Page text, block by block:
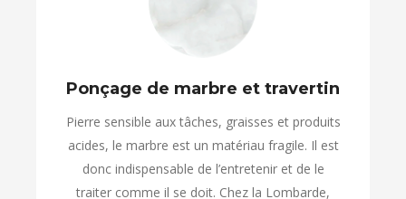
Ponçage de marbre et travertin
Pierre sensible aux tâches, graisses et produits
acides, le marbre est un matériau fragile. Il est
donc indispensable de l’entretenir et de le
traiter comme il se doit. Chez la Lombarde,